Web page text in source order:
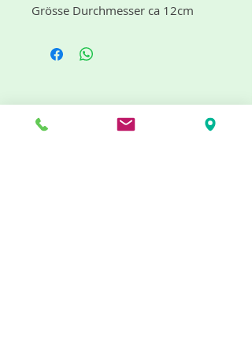
Grösse Durchmesser ca 12cm
"dufte" Neuigkeiten gibt es mit dem
Newsletter